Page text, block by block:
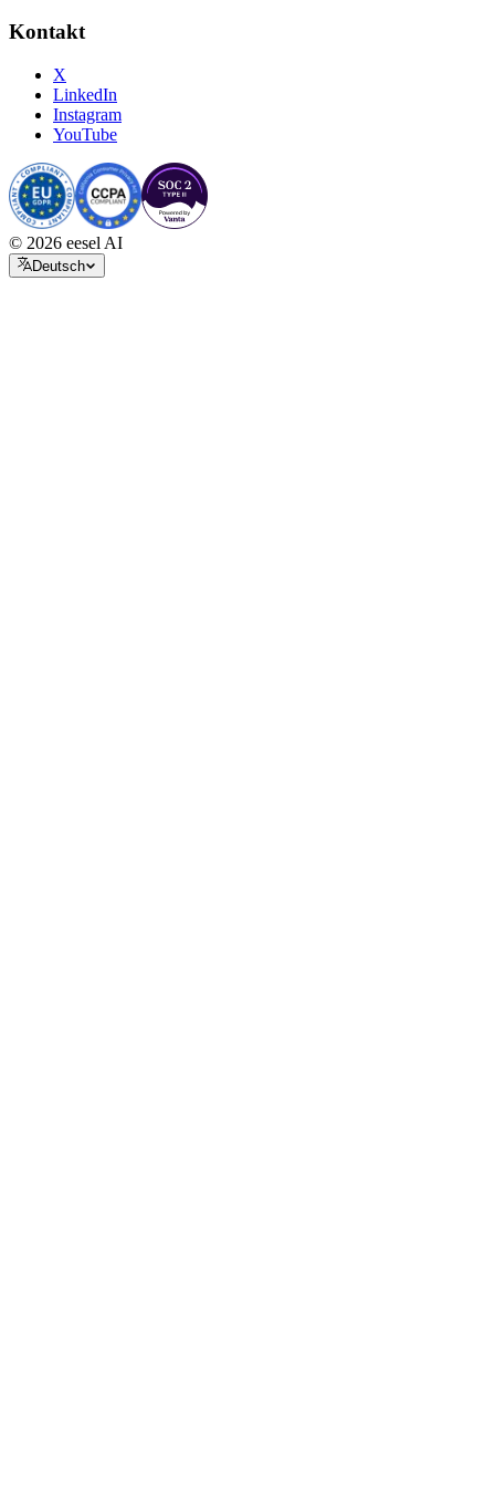
Kontakt
X
LinkedIn
Instagram
YouTube
© 2026 eesel AI
Deutsch